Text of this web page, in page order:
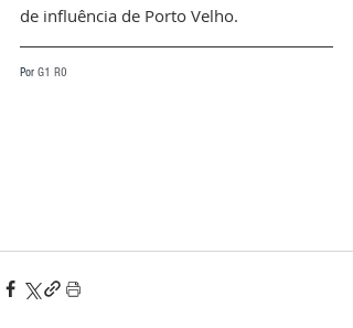
de influência de Porto Velho.
Por G1 R0